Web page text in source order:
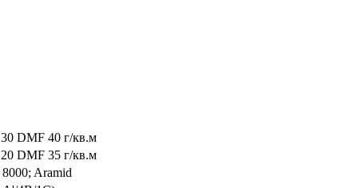
DMF 40 г/кв.м
DMF 35 г/кв.м
Aramid